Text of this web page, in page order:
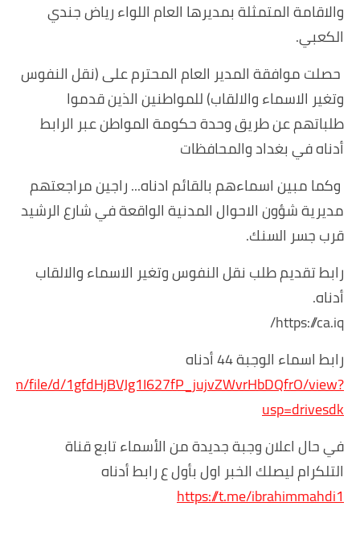
والاقامة المتمثلة بمديرها العام اللواء رياض جندي
الكعبي.
حصلت موافقة المدير العام المحترم على (نقل النفوس
وتغير الاسماء والالقاب) للمواطنين الذين قدموا
طلباتهم عن طريق وحدة حكومة المواطن عبر الرابط
أدناه في بغداد والمحافظات
وكما مبين اسماءهم بالقائم ادناه... راجين مراجعتهم
مديرية شؤون الاحوال المدنية الواقعة في شارع الرشيد
قرب جسر السنك.
رابط تقديم طلب نقل النفوس وتغير الاسماء والالقاب
أدناه.
https://ca.iq/
رابط اسماء الوجبة 44 أدناه
file/d/1gfdHjBVJg1I627fP_jujvZWvrHbDQfrO/view?
usp=drivesdk
في حال اعلان وجبة جديدة من الأسماء تابع قناة
التلكرام ليصلك الخبر اول بأول ع رابط أدناه
https://t.me/ibrahimmahdi1